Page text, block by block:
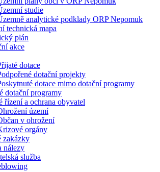
studie
analytické podklady ORP Nepomuk
technická mapa
plán
akce
dotace
dotační projekty
dotace mimo dotační programy
dotační programy
řízení a ochrana obyvatel
území
v ohrožení
orgány
zakázky
nálezy
služba